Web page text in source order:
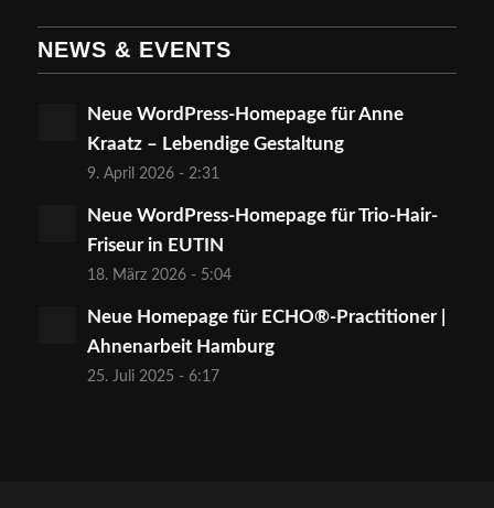
NEWS & EVENTS
Neue WordPress-Homepage für Anne
Kraatz – Lebendige Gestaltung
9. April 2026 - 2:31
Neue WordPress-Homepage für Trio-Hair-
Friseur in EUTIN
18. März 2026 - 5:04
Neue Homepage für ECHO®-Practitioner |
Ahnenarbeit Hamburg
25. Juli 2025 - 6:17